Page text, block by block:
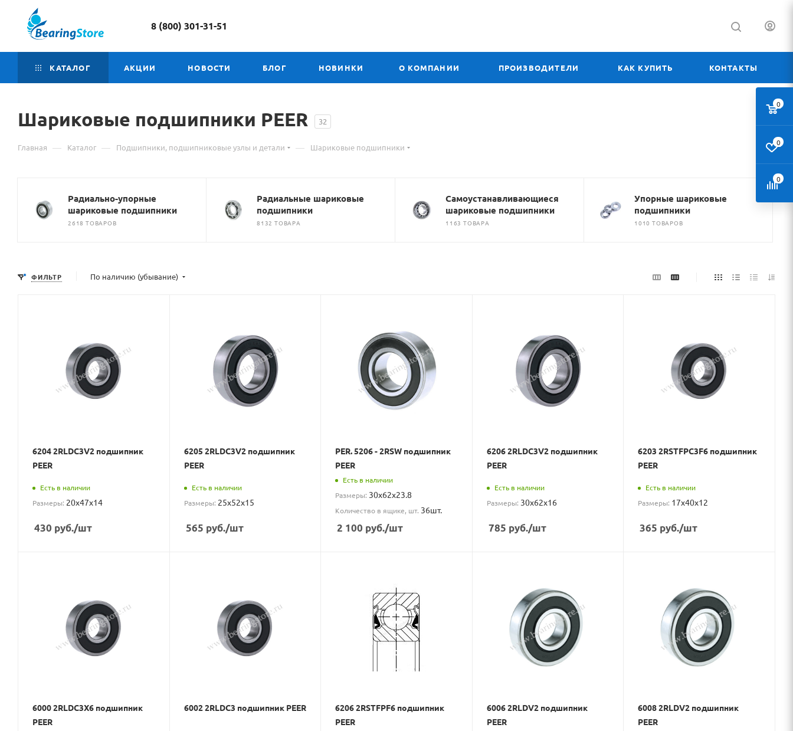
8 (800) 301-31-51
КАТАЛОГ АКЦИИ НОВОСТИ БЛОГ НОВИНКИ О КОМПАНИИ ПРОИЗВОДИТЕЛИ КАК КУПИТЬ КОНТАКТЫ
Шариковые подшипники PEER 32
Главная — Каталог — Подшипники, подшипниковые узлы и детали — Шариковые подшипники
Радиально-упорные
шариковые подшипники
2618 ТОВАРОВ
Радиальные шариковые
подшипники
8132 ТОВАРА
Самоустанавливающиеся
шариковые подшипники
1163 ТОВАРА
Упорные шариковые
подшипники
1010 ТОВАРОВ
ФИЛЬТР По наличию (убывание)
6204 2RLDC3V2 подшипник
PEER
Есть в наличии
Размеры: 20x47x14
430 руб./шт
6205 2RLDC3V2 подшипник
PEER
Есть в наличии
Размеры: 25x52x15
565 руб./шт
PER. 5206 - 2RSW подшипник
PEER
Есть в наличии
Размеры: 30x62x23.8
Количество в ящике, шт. 36шт.
2 100 руб./шт
6206 2RLDC3V2 подшипник
PEER
Есть в наличии
Размеры: 30x62x16
785 руб./шт
6203 2RSTFPC3F6 подшипник
PEER
Есть в наличии
Размеры: 17x40x12
365 руб./шт
6000 2RLDC3X6 подшипник
PEER
6002 2RLDC3 подшипник PEER
6206 2RSTFPF6 подшипник
PEER
6006 2RLDV2 подшипник
PEER
6008 2RLDV2 подшипник
PEER
0
0
0